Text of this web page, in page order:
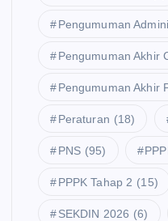
Pengumuman
Pengumuman Akhir
Pengumuman Akhir
Peraturan (18)
PNS (95)
PPPK Tahap 2 (15)
SEKDIN 2026 (6)